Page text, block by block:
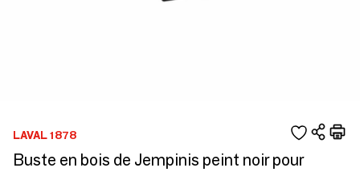
LAVAL 1878
Buste en bois de Jempinis peint noir pour